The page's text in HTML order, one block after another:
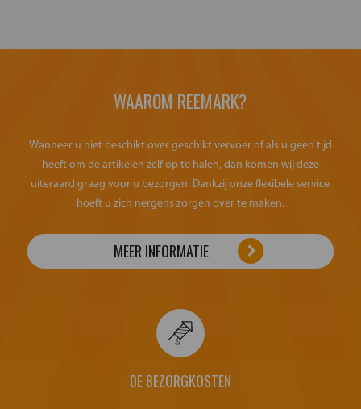
WAAROM REEMARK?
Wanneer u niet beschikt over geschikt vervoer of als u geen tijd
heeft om de artikelen zelf op te halen, dan komen wij deze
uiteraard graag voor u bezorgen. Dankzij onze flexibele service
hoeft u zich nergens zorgen over te maken.
MEER INFORMATIE
DE BEZORGKOSTEN